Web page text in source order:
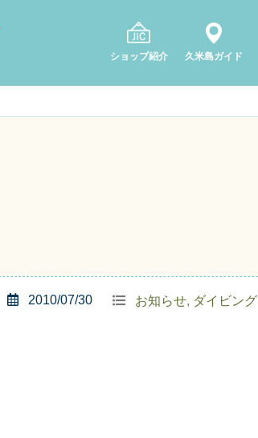
ショップ紹介 久米島ガイド
お知らせ, ダイビング
2010/07/30